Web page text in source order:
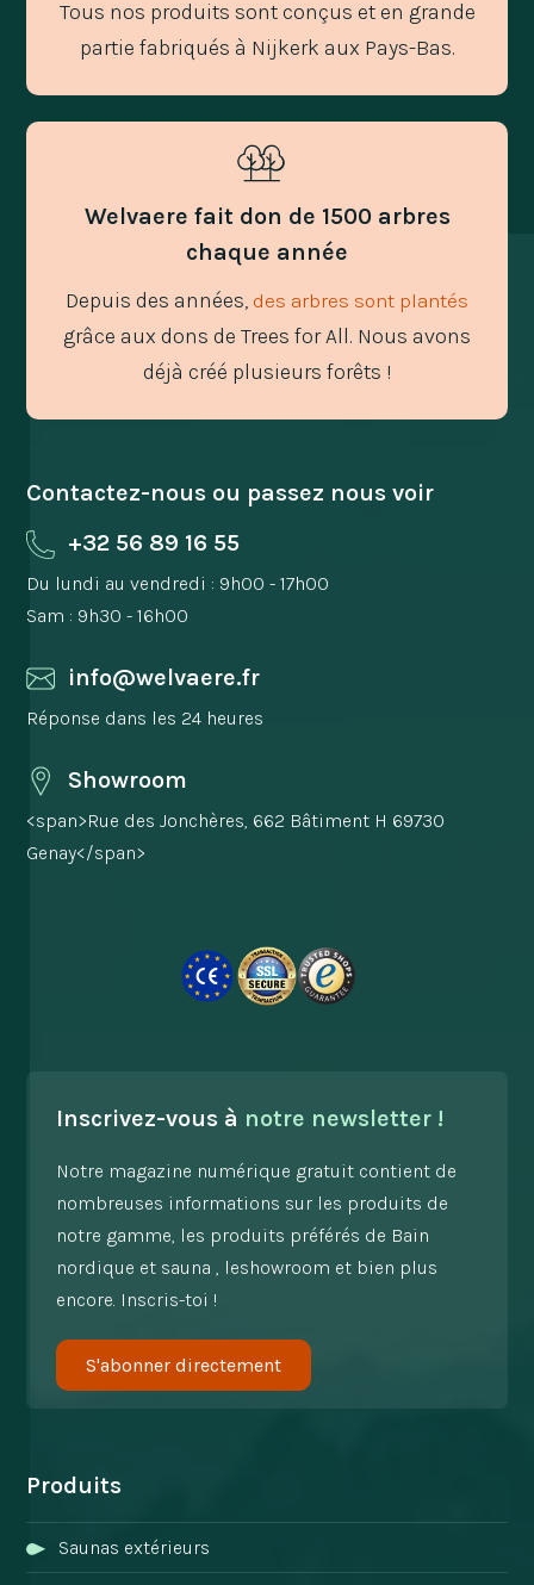
Tous nos produits sont conçus et en grande
partie fabriqués à Nijkerk aux Pays-Bas.
Welvaere fait don de 1500 arbres
chaque année
Depuis des années, des arbres sont plantés
grâce aux dons de Trees for All. Nous avons
déjà créé plusieurs forêts !
Contactez-nous ou passez nous voir
+32 56 89 16 55
Du lundi au vendredi : 9h00 - 17h00
Sam : 9h30 - 16h00
info@welvaere.fr
Réponse dans les 24 heures
Showroom
<span>Rue des Jonchères, 662 Bâtiment H 69730
Genay</span>
Inscrivez-vous à notre newsletter !
Notre magazine numérique gratuit contient de
nombreuses informations sur les produits de
notre gamme, les produits préférés de Bain
nordique et sauna , leshowroom et bien plus
encore. Inscris-toi !
S'abonner directement
Produits
Saunas extérieurs